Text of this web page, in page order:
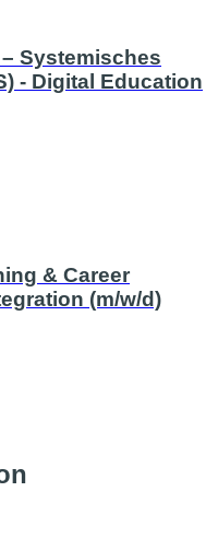
Systemisches
- Digital Education
& Career
(m/w/d)